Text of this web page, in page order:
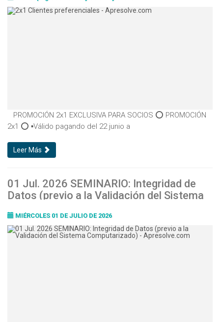
PROMOCIÓN 2x1 EXCLUSIVA PARA SOCIOS ⭕ PROMOCIÓN
2x1 ⭕ ▪️Válido pagando del 22 junio a
Leer Más
01 Jul. 2026 SEMINARIO: Integridad de
Datos (previo a la Validación del Sistema
MIÉRCOLES 01 DE JULIO DE 2026